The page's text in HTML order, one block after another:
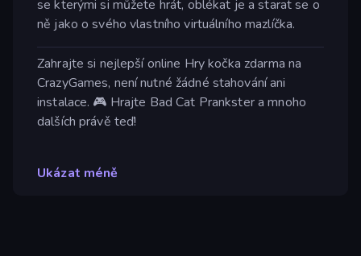
se kterými si můžete hrát, oblékat je a starat se o
ně jako o svého vlastního virtuálního mazlíčka.
Zahrajte si nejlepší online Hry kočka zdarma na
CrazyGames, není nutné žádné stahování ani
instalace. 🎮 Hrajte Bad Cat Prankster a mnoho
dalších právě teď!
Ukázat méně